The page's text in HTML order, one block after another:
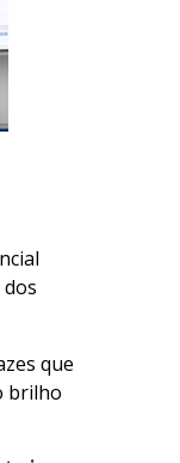
que
brilho